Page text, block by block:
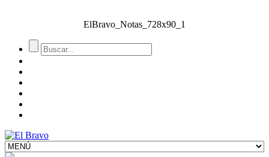
ElBravo_Notas_728x90_1